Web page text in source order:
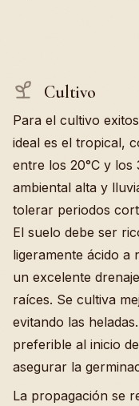
Cultivo
Para el cultivo
ideal es el tropical,
entre los 20°C y los
ambiental alta y
tolerar periodos
El suelo debe ser
ligeramente ácido a
un excelente
raíces. Se cultiva
evitando las
preferible al inicio
asegurar la
La propagación se